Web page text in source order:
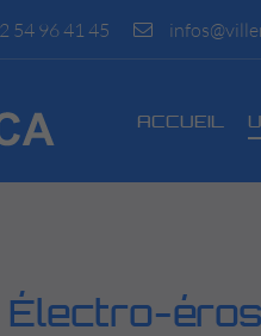
54 96 41 45
ACCUEIL
Électro-